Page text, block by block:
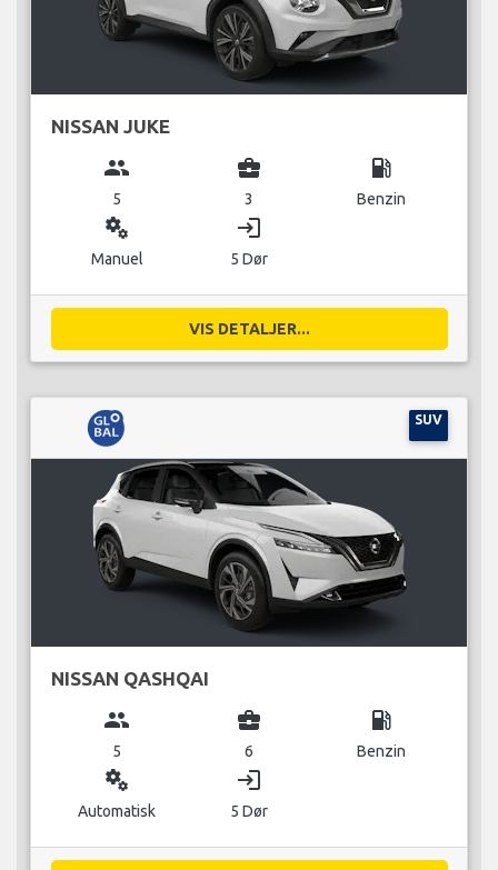
NISSAN JUKE
group
5
business_center
3
local_gas_station
Benzin
miscellaneous_services
Manuel
login
5 Dør
VIS DETALJER...
SUV
NISSAN QASHQAI
group
5
business_center
6
local_gas_station
Benzin
miscellaneous_services
Automatisk
login
5 Dør